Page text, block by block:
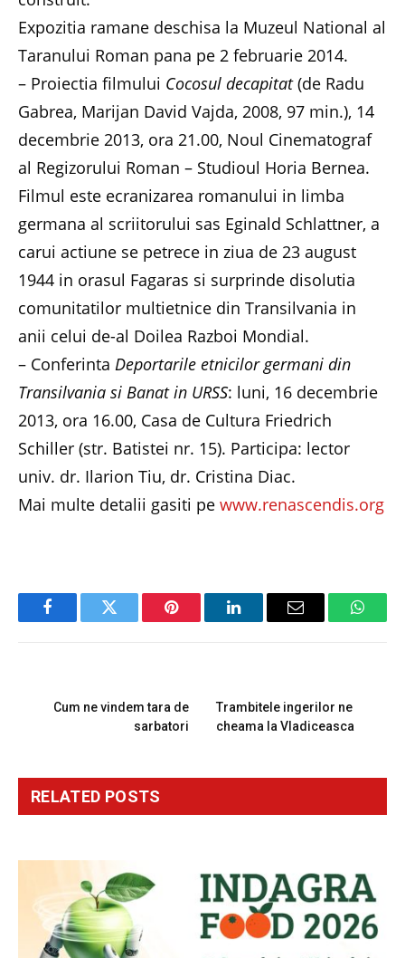
Expozitia ramane deschisa la Muzeul National al
Taranului Roman pana pe 2 februarie 2014.
– Proiectia filmului Cocosul decapitat(de Radu
Gabrea, Marijan David Vajda, 2008, 97 min.), 14
decembrie 2013, ora 21.00, Noul Cinematograf
al Regizorului Roman – Studioul Horia Bernea.
Filmul este ecranizarea romanului in limba
germana al scriitorului sas Eginald Schlattner, a
carui actiune se petrece in ziua de 23 august
1944 in orasul Fagaras si surprinde disolutia
comunitatilor multietnice din Transilvania in
anii celui de-al Doilea Razboi Mondial.
– Conferinta Deportarile etnicilor germani din
Transilvania si Banat in URSS: luni, 16 decembrie
2013, ora 16.00, Casa de Cultura Friedrich
Schiller (str. Batistei nr. 15). Participa: lector
univ. dr. Ilarion Tiu, dr. Cristina Diac.
Mai multe detalii gasiti pe www.renascendis.org
FacebookTwitter Pinterest LinkedInEmail
Cum ne vindem tara de
sarbatori
Trambitele ingerilor ne
cheama la Vladiceasca
RELATED POSTS